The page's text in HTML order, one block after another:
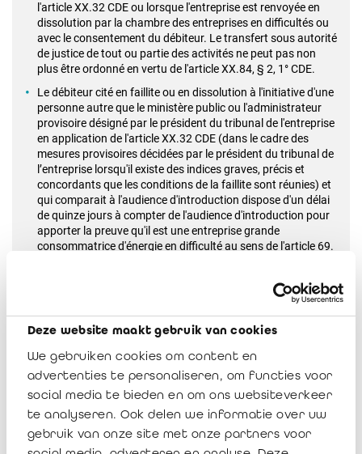
Deze website maakt gebruik van cookies
We gebruiken cookies om content en
advertenties te personaliseren, om functies voor
social media te bieden en om ons websiteverkeer
te analyseren. Ook delen we informatie over uw
gebruik van onze site met onze partners voor
l'article XX.32 CDE ou lorsque l'entreprise est renvoyée en
dissolution par la chambre des entreprises en difficultés ou
avec le consentement du débiteur. Le transfert sous autorité
de justice de tout ou partie des activités ne peut pas non
plus être ordonné en vertu de l'article XX.84, § 2, 1° CDE.
Le débiteur cité en faillite ou en dissolution à l'initiative d'une
personne autre que le ministère public ou l'administrateur
provisoire désigné par le président du tribunal de l'entreprise
en application de l'article XX.32 CDE (dans le cadre des
mesures provisoires décidées par le président du tribunal de
l’entreprise lorsqu'il existe des indices graves, précis et
concordants que les conditions de la faillite sont réunies) et
qui comparait à l'audience d'introduction dispose d'un délai
de quinze jours à compter de l'audience d'introduction pour
apporter la preuve qu'il est une entreprise grande
consommatrice d'énergie en difficulté au sens de l'article 69.
débiteur. Le débiteur qui ne comparait pas à l'audience
d'introduction ou à la première audience à laquelle le dossier
aura été remis est présumé ne pas être une entreprise
grande consommatrice d'énergie en difficulté au sens de la
loi. Attention donc au délai !
On notera aussi que l'obligation visée à l'article XX.102 CDE
pour le débiteur de faire aveu de faillite (« Tout débiteur est
tenu, dans le mois de la cessation de ses paiements, d'en faire
l'aveu au greffe du tribunal compétent ») est suspendue pour
les entreprises grandes consommatrices d'énergie en difficulté